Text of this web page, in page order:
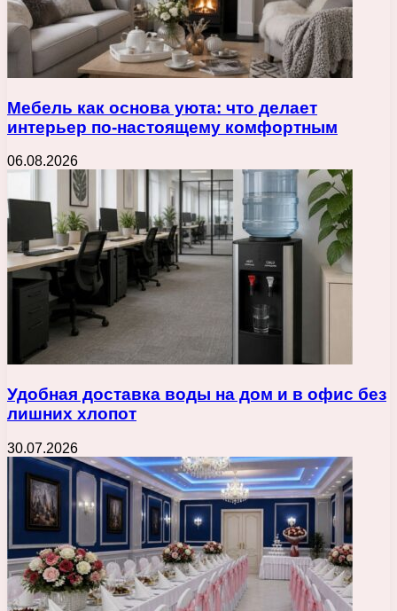
Мебель как основа уюта: что делает
интерьер по-настоящему комфортным
06.08.2026
Удобная доставка воды на дом и в офис без
лишних хлопот
30.07.2026